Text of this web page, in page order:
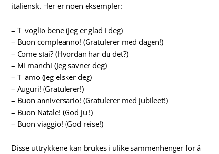
italiensk. Her er noen eksempler:
– Ti voglio bene (Jeg er glad i deg)
– Buon compleanno! (Gratulerer med dagen!)
– Come stai? (Hvordan har du det?)
– Mi manchi (Jeg savner deg)
– Ti amo (Jeg elsker deg)
– Auguri! (Gratulerer!)
– Buon anniversario! (Gratulerer med jubileet!)
– Buon Natale! (God jul!)
– Buon viaggio! (God reise!)
Disse uttrykkene kan brukes i ulike sammenhenger for å